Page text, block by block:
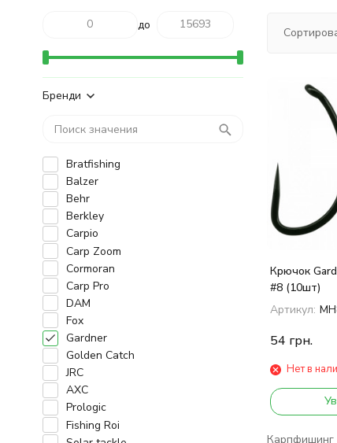
Крючок
#8 (10шт)
Артикул:
54 грн.
Нет в
Карпфишинг
до
Бренди
Bratfishing
Balzer
Behr
Berkley
Carpio
Carp Zoom
Cormoran
Carp Pro
DAM
Fox
Gardner
Golden Catch
JRC
AXC
Prologic
Fishing Roi